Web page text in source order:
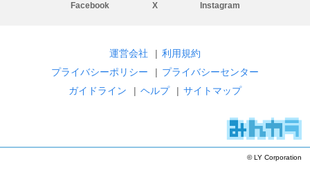
Facebook X Instagram
運営会社 | 利用規約
プライバシーポリシー
| プライバシーセンター
ガイドライン
| ヘルプ | サイトマップ
© LY Corporation